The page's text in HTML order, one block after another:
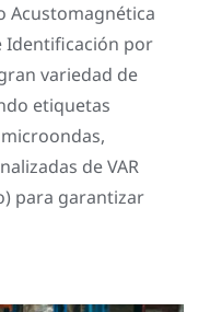
Acustomagnética
Identificación por
variedad de
etiquetas
de VAR
para garantizar